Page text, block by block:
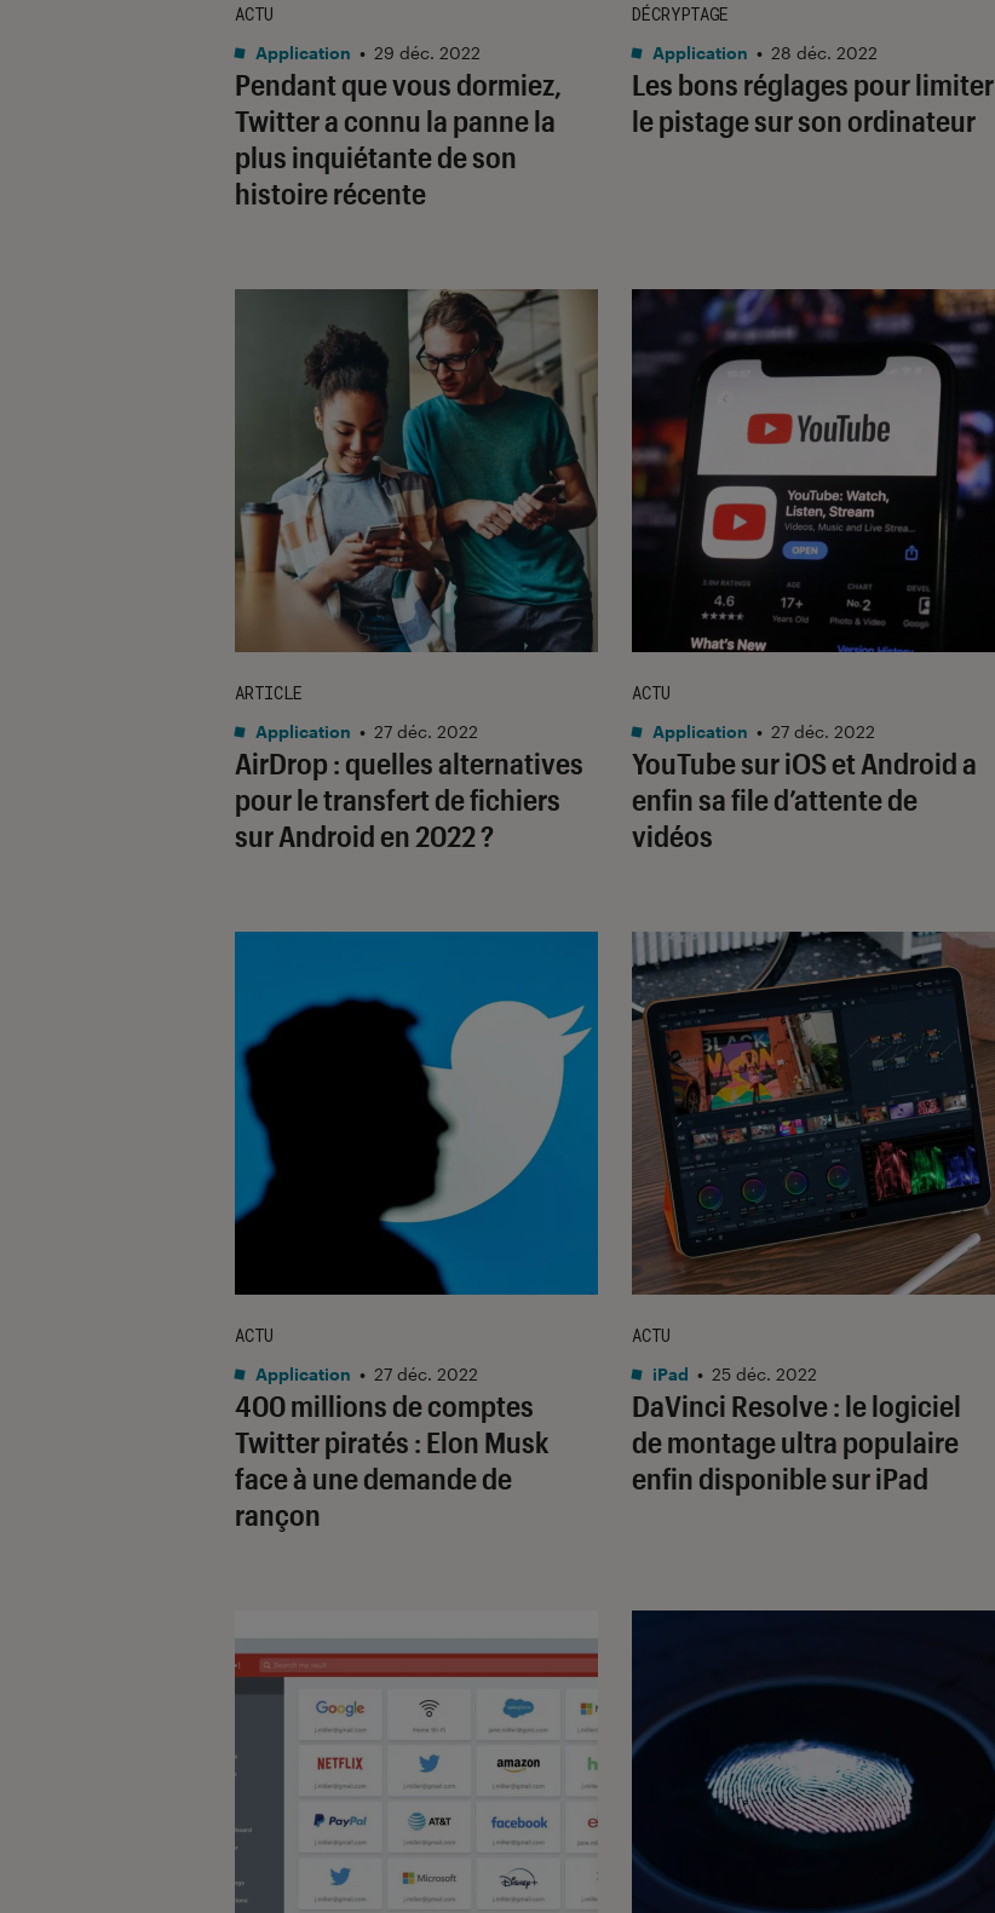
Pendant que vous dormiez,
Twitter a connu la panne la
plus inquiétante de son
histoire récente
ACTU
Application • 29 déc. 2022
Les bons réglages pour limiter
le pistage sur son ordinateur
DÉCRYPTAGE
Application • 28 déc. 2022
AirDrop : quelles alternatives
pour le transfert de fichiers
sur Android en 2022 ?
ARTICLE
Application • 27 déc. 2022
YouTube sur iOS et Android a
enfin sa file d’attente de
vidéos
ACTU
Application • 27 déc. 2022
400 millions de comptes
Twitter piratés : Elon Musk
face à une demande de
rançon
ACTU
Application • 27 déc. 2022
DaVinci Resolve : le logiciel
de montage ultra populaire
enfin disponible sur iPad
ACTU
iPad • 25 déc. 2022